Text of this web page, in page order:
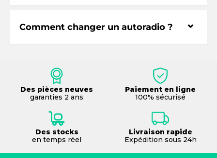
Comment changer un autoradio ? ⌃
Des pièces neuves
garanties 2 ans
Paiement en ligne
100% sécurisé
Des stocks
en temps réel
Livraison rapide
Expédition sous 24h